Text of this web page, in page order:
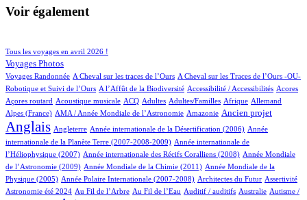
Voir également
Tous les voyages en avril 2026 !
205/934
Voyages Photos
154/934
Voyages Randonnée
4/934 A Cheval sur les traces de l’Ours
4/934
A Cheval sur les Traces de l’Ours -OU-
Robotique et Suivi de l’Ours
4/934 A l’Affût de la Biodiversité
2/934 Accessibilité / Accessibilités
3/934 Acores
1/934
Açores routard
4/934 Acoustique musicale
100/934 ACQ
29/934 Adultes
13/934 Adultes/Familles
2/934 Afrique
71/934 Allemand
21/934
Alpes (France)
14/934 AMA / Année Mondiale de l’Astronomie
6/934 Amazonie
254/934 Ancien projet
721/934
Anglais
63/934 Angleterre
6/934 Année internationale de la Désertification (2006)
14/934
Année
internationale de la Planète Terre (2007-2008-2009)
5/934
Année internationale de
l’Héliophysique (2007)
1/934 Année internationale des Récifs Coralliens (2008)
13/934
Année Mondiale
de l’Astronomie (2009)
2/934 Année Mondiale de la Chimie (2011)
17/934
Année Mondiale de la
Physique (2005)
5/934 Année Polaire Internationale (2007-2008)
2/934 Architectes du Futur
1/934 Assertivité
60/934
Astronomie été 2024
29/934 Au Fil de l’Arbre
16/934 Au Fil de l’Eau
2/934 Auditif / auditifs
1/934 Australie
2/934
Autisme /